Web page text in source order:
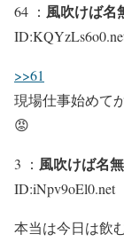
64 ： 風吹けば名
>>61
現場仕事始めて
😡
3 ： 風吹けば名
ID:iNpv9oEl0.net
本当は今日は飲